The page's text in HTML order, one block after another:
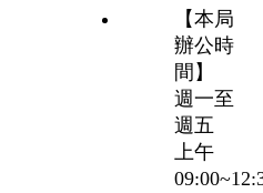
【本局
辦公時
間】
週一至
週五
上午